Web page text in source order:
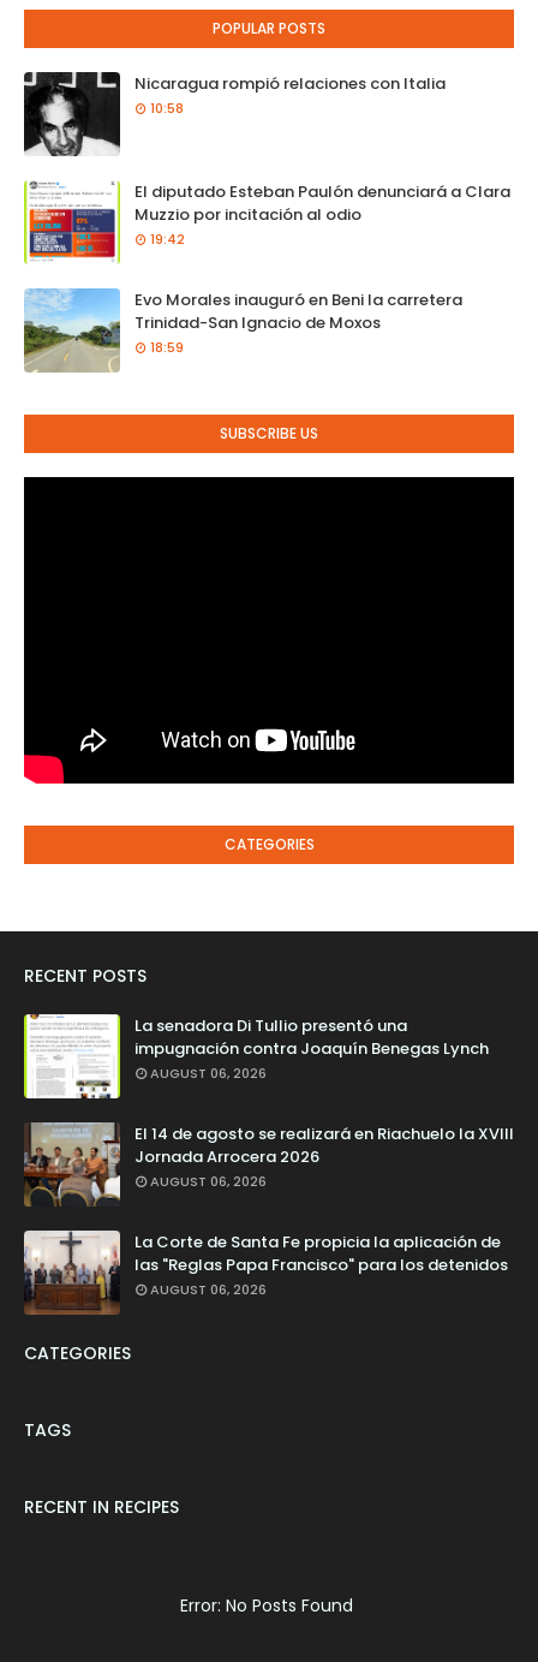
POPULAR POSTS
Nicaragua rompió relaciones con Italia
10:58
El diputado Esteban Paulón denunciará a Clara
Muzzio por incitación al odio
19:42
Evo Morales inauguró en Beni la carretera
Trinidad-San Ignacio de Moxos
18:59
SUBSCRIBE US
CATEGORIES
RECENT POSTS
La senadora Di Tullio presentó una
impugnación contra Joaquín Benegas Lynch
AUGUST 06, 2026
El 14 de agosto se realizará en Riachuelo la XVIII
Jornada Arrocera 2026
AUGUST 06, 2026
La Corte de Santa Fe propicia la aplicación de
las "Reglas Papa Francisco" para los detenidos
AUGUST 06, 2026
CATEGORIES
TAGS
RECENT IN RECIPES
Error: No Posts Found